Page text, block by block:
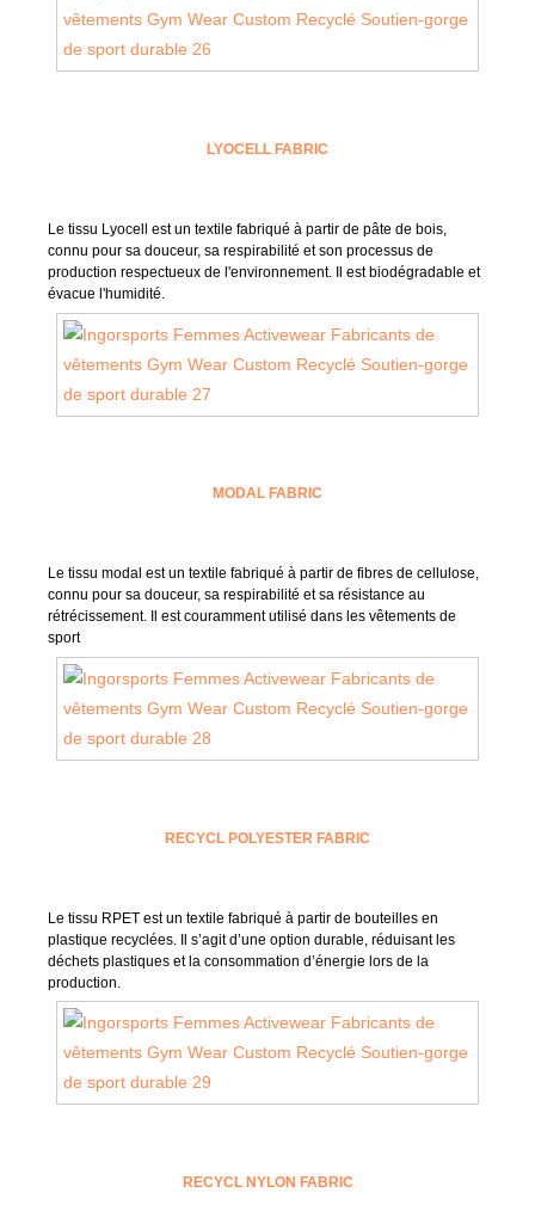
LYOCELL FABRIC
Le tissu Lyocell est un textile fabriqué à partir de pâte de bois,
connu pour sa douceur, sa respirabilité et son processus de
production respectueux de l'environnement. Il est biodégradable et
évacue l'humidité.
MODAL FABRIC
Le tissu modal est un textile fabriqué à partir de fibres de cellulose,
connu pour sa douceur, sa respirabilité et sa résistance au
rétrécissement. Il est couramment utilisé dans les vêtements de
sport
RECYCL POLYESTER FABRIC
Le tissu RPET est un textile fabriqué à partir de bouteilles en
plastique recyclées. Il s’agit d’une option durable, réduisant les
déchets plastiques et la consommation d’énergie lors de la
production.
RECYCL NYLON FABRIC